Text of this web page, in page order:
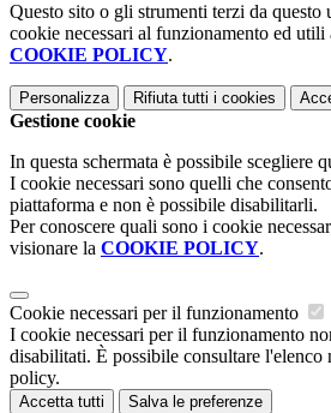
Questo sito o gli strumenti terzi da
cookie necessari al funzionamento ed
COOKIE POLICY.
Personalizza Rifiuta tutti i cookies
Gestione cookie
In questa schermata è possibile scegliere
I cookie necessari sono quelli che
piattaforma e non è possibile disabilitarli.
Per conoscere quali sono i cookie
visionare la COOKIE POLICY.
Cookie necessari per il funzionamento
I cookie necessari per il funzionamento
disabilitati. È possibile consultare l'elenco
policy.
Accetta tutti Salva le preferenze